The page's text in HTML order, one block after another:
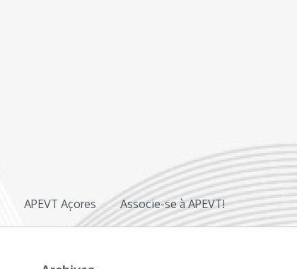
APEVT Açores Associe-se à APEVT!